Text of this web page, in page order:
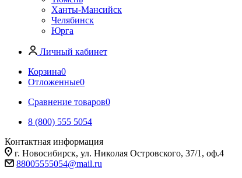
Ханты-Мансийск
Челябинск
Юрга
Личный кабинет
Корзина0
Отложенные0
Сравнение товаров0
8 (800) 555 5054
Контактная информация
г. Новосибирск, ул. Николая Островского, 37/1, оф.4
88005555054@mail.ru